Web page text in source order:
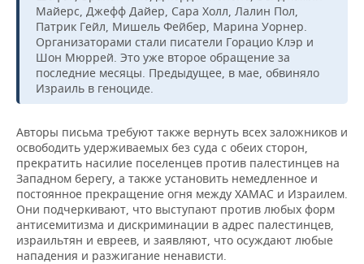
Майерс, Джефф Дайер, Сара Холл, Лалин Пол,
Патрик Гейл, Мишель Фейбер, Марина Уорнер.
Организаторами стали писатели Горацио Клэр и
Шон Мюррей. Это уже второе обращение за
последние месяцы. Предыдущее, в мае, обвиняло
Израиль в геноциде.
Авторы письма требуют также вернуть всех заложников и
освободить удерживаемых без суда с обеих сторон,
прекратить насилие поселенцев против палестинцев на
Западном берегу, а также установить немедленное и
постоянное прекращение огня между ХАМАС и Израилем.
Они подчеркивают, что выступают против любых форм
антисемитизма и дискриминации в адрес палестинцев,
израильтян и евреев, и заявляют, что осуждают любые
нападения и разжигание ненависти.